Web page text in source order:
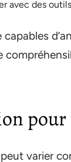
avec des
varier